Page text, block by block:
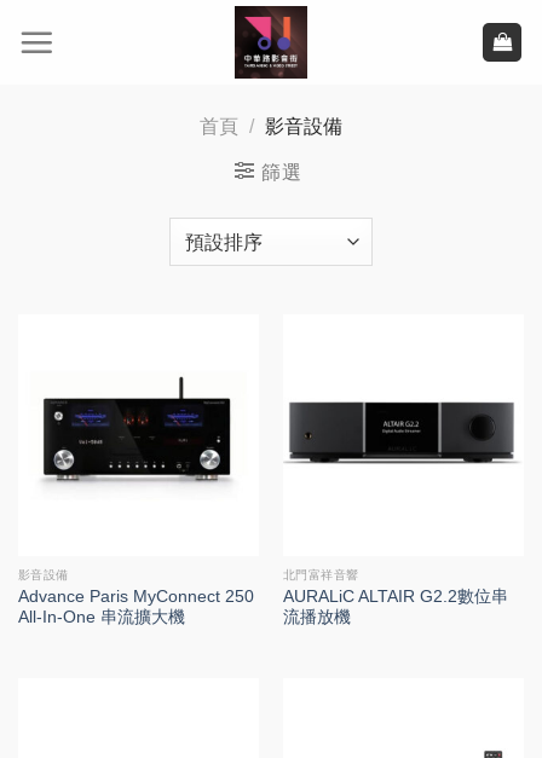
首頁 / 影音設備
篩選
影音設備
Advance Paris MyConnect 250
All-In-One 串流擴大機
北門富祥音響
AURALiC ALTAIR G2.2數位串
流播放機